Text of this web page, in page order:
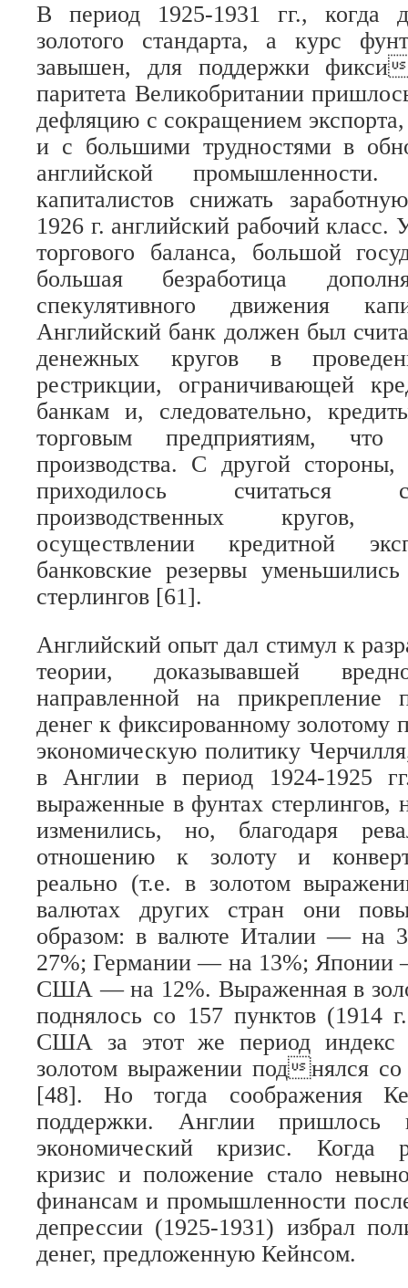
В период 1925-1931 гг., когда
золотого стандарта, а курс
завышен, для поддержки фикси
паритета Великобритании
дефляцию с сокращением
и с большими трудностями в
английской
капиталистов снижать
1926 г. английский рабочий класс.
торгового баланса, большой
большая безработица
спекулятивного движения
Английский банк должен был
денежных кругов в
рестрикции, ограничивающей
банкам и, следовательно,
торговым предприятиям,
производства. С другой
приходилось считаться
производственных
осуществлении кредитной
банковские резервы
стерлингов [61].
Английский опыт дал стимул к
теории, доказывавшей
направленной на прикрепление
денег к фиксированному золотому
экономическую политику
в Англии в период 1924-1925
выраженные в фунтах стерлингов,
изменились, но, благодаря
отношению к золоту и
реально (т.е. в золотом
валютах других стран они
образом: в валюте Италии — на
27%; Германии — на 13%; Японии
США — на 12%. Выраженная в
поднялось со 157 пунктов (1914
США за этот же период индекс
золотом выражении поднялся
[48]. Но тогда соображения
поддержки. Англии пришлось
экономический кризис. Когда
кризис и положение стало
финансам и промышленности
депрессии (1925-1931) избрал
денег, предложенную Кейнсом.